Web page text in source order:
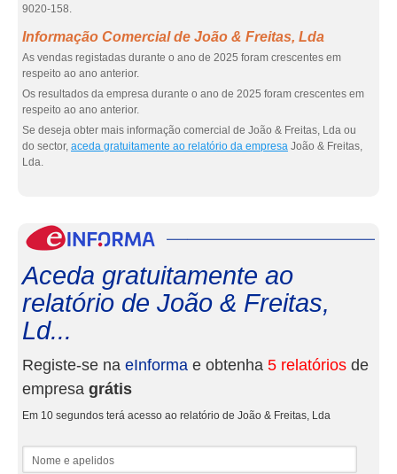
9020-158.
Informação Comercial de João & Freitas, Lda
As vendas registadas durante o ano de 2025 foram crescentes em
respeito ao ano anterior.
Os resultados da empresa durante o ano de 2025 foram crescentes em
respeito ao ano anterior.
Se deseja obter mais informação comercial de João & Freitas, Lda ou
do sector, aceda gratuitamente ao relatório da empresa João & Freitas,
Lda.
Aceda gratuitamente ao
relatório de João & Freitas,
Ld...
Registe-se na eInforma e obtenha 5 relatórios de
empresa grátis
Em 10 segundos terá acesso ao relatório de João & Freitas, Lda